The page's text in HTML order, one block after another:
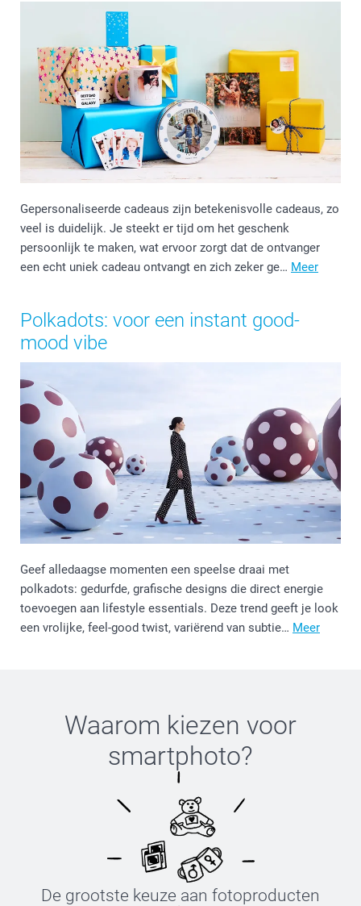
Gepersonaliseerde cadeaus zijn betekenisvolle cadeaus, zo
veel is duidelijk. Je steekt er tijd om het geschenk
persoonlijk te maken, wat ervoor zorgt dat de ontvanger
een echt uniek cadeau ontvangt en zich zeker ge… Meer
Polkadots: voor een instant good-
mood vibe
Geef alledaagse momenten een speelse draai met
polkadots: gedurfde, grafische designs die direct energie
toevoegen aan lifestyle essentials. Deze trend geeft je look
een vrolijke, feel-good twist, variërend van subtie… Meer
Waarom kiezen voor
smartphoto?
De grootste keuze aan fotoproducten